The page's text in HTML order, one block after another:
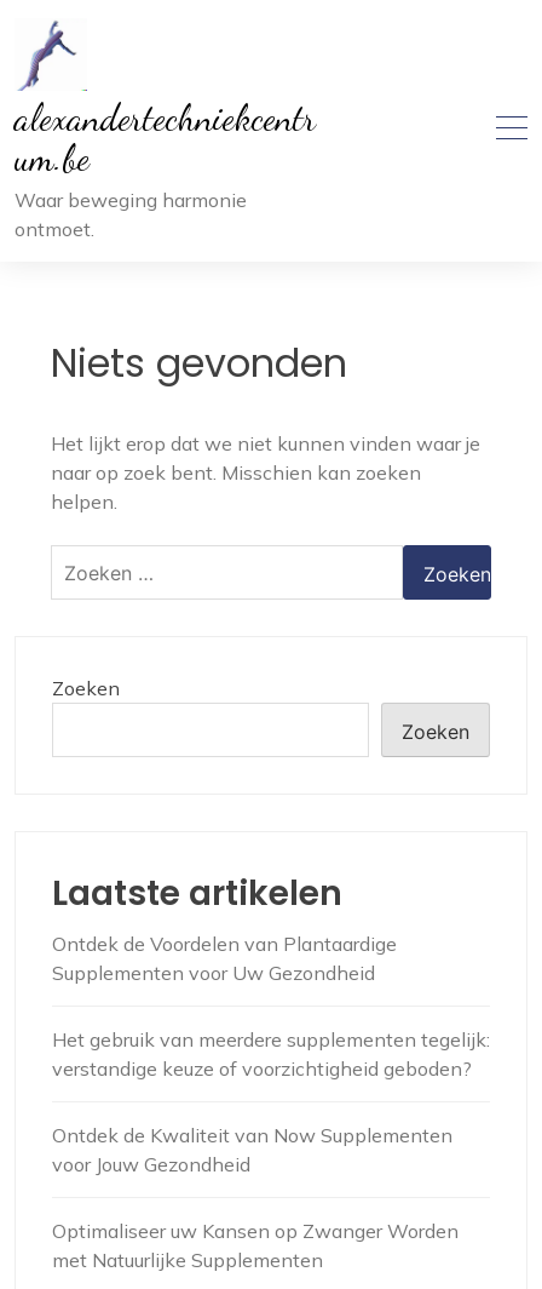
inhoud
alexandertechniekcentr
um.be
Waar beweging harmonie
ontmoet.
Niets gevonden
Het lijkt erop dat we niet kunnen vinden waar je
naar op zoek bent. Misschien kan zoeken
helpen.
naar:
Zoeken
Zoeken
Laatste artikelen
Ontdek de Voordelen van Plantaardige
Supplementen voor Uw Gezondheid
Het gebruik van meerdere supplementen tegelijk:
verstandige keuze of voorzichtigheid geboden?
Ontdek de Kwaliteit van Now Supplementen
voor Jouw Gezondheid
Optimaliseer uw Kansen op Zwanger Worden
met Natuurlijke Supplementen